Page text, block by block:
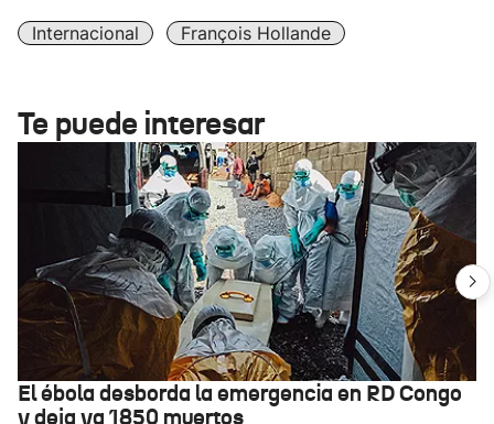
Internacional François Hollande
Te puede interesar
El ébola desborda la emergencia en RD Congo
y deja ya 1850 muertos